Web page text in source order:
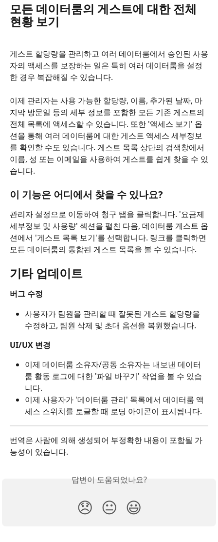
모든 데이터룸의 게스트에 대한 전체
현황 보기
게스트 할당량을 관리하고 여러 데이터룸에서 승인된 사용
자의 액세스를 보장하는 일은 특히 여러 데이터룸을 설정
한 경우 복잡해질 수 있습니다.
이제 관리자는 사용 가능한 할당량, 이름, 추가된 날짜, 마
지막 방문일 등의 세부 정보를 포함한 모든 기존 게스트의
전체 목록에 액세스할 수 있습니다. 또한 '액세스 보기' 옵
션을 통해 여러 데이터룸에 대한 게스트 액세스 세부정보
를 확인할 수도 있습니다. 게스트 목록 상단의 검색창에서
이름, 성 또는 이메일을 사용하여 게스트를 쉽게 찾을 수 있
습니다.
이 기능은 어디에서 찾을 수 있나요?
관리자 설정으로 이동하여 청구 탭을 클릭합니다. '요금제
세부정보 및 사용량' 섹션을 펼친 다음, 데이터룸 게스트 옵
션에서 '게스트 목록 보기'를 선택합니다. 링크를 클릭하면
모든 데이터룸의 통합된 게스트 목록을 볼 수 있습니다.
기타 업데이트
버그 수정
사용자가 팀원을 관리할 때 잘못된 게스트 할당량을
수정하고, 팀원 삭제 및 초대 옵션을 복원했습니다.
UI/UX 변경
이제 데이터룸 소유자/공동 소유자는 내보낸 데이터
룸 활동 로그에 대한 '파일 바꾸기' 작업을 볼 수 있습
니다.
이제 사용자가 '데이터룸 관리' 목록에서 데이터룸 액
세스 스위치를 토글할 때 로딩 아이콘이 표시됩니다.
번역은 사람에 의해 생성되어 부정확한 내용이 포함될 가
능성이 있습니다.
답변이 도움되었나요?
😞 😐 😃